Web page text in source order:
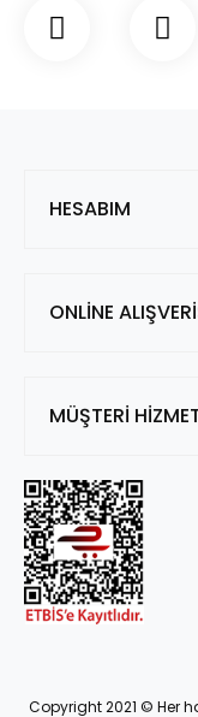
HESABIM
ONLİNE
MÜŞTERİ
Copyright 2021 © Her